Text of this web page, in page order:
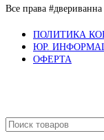
Все права
ПОЛИТИКА
ЮР.
ОФЕРТА